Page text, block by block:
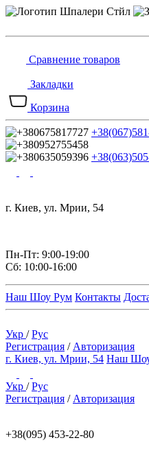
Сравнение товаров
Закладки
Корзина
г. Киев, ул. Мрии, 54
Пн-Пт: 9:00-19:00
Сб: 10:00-16:00
Наш Шоу Рум Контакты
Укр /Рус
Регистрация / Авторизация
г. Киев, ул. Мрии, 54 Наш
Укр /Рус
Регистрация / Авторизация
+38(095) 453-22-80